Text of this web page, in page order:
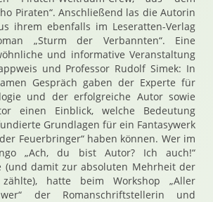
Piraten“. Anschließend las die Autorin
ihrem ebenfalls im Leseratten-Verlag
„Sturm der Verbannten“. Eine
und informative Veranstaltung
und Professor Rudolf Simek: In
Gespräch gaben der Experte für
und der erfolgreiche Autor sowie
einen Einblick, welche Bedeutung
Grundlagen für ein Fantasywerk
Feuerbringer“ haben können. Wer im
„Ach, du bist Autor? Ich auch!“
(und damit zur absoluten Mehrheit der
zählte), hatte beim Workshop „Aller
der Romanschriftstellerin und